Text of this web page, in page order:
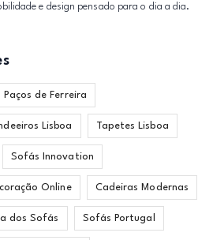
e design pensado para o dia a dia.
Paços de Ferreira
Lisboa Tapetes Lisboa
Sofás Innovation
Online Cadeiras Modernas
dos Sofás Sofás Portugal